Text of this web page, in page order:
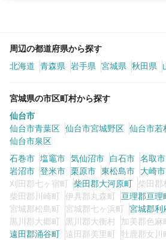
周辺の都道府県から探す
北海道
青森県 岩手県 宮城県 秋田県
宮城県の市区町村から探す
仙台市
仙台市青葉区 仙台市宮城野区 仙台市若
仙台市泉区
石巻市 塩竈市 気仙沼市 白石市 名取市
岩沼市 登米市 栗原市 東松島市 大崎市
刈田郡七ヶ宿町
柴田郡大河原町 柴田郡
柴田郡川崎町
伊具郡丸森町 亘理郡亘理
宮城郡松島町
宮城郡七ヶ浜町 宮城郡利
黒川郡大郷町
黒川郡大衡村 加美郡色麻
遠田郡涌谷町
遠田郡美里町 牡鹿郡女川